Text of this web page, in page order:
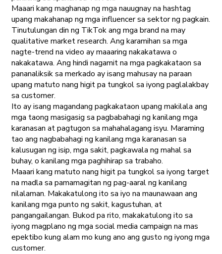
Maaari kang maghanap ng mga nauugnay na hashtag
upang makahanap ng mga influencer sa sektor ng pagkain.
Tinutulungan din ng TikTok ang mga brand na may
qualitative market research. Ang karamihan sa mga
nagte-trend na video ay maaaring nakakatawa o
nakakatawa. Ang hindi nagamit na mga pagkakataon sa
pananaliksik sa merkado ay isang mahusay na paraan
upang matuto nang higit pa tungkol sa iyong paglalakbay
sa customer.
Ito ay isang magandang pagkakataon upang makilala ang
mga taong masigasig sa pagbabahagi ng kanilang mga
karanasan at pagtugon sa mahahalagang isyu. Maraming
tao ang nagbabahagi ng kanilang mga karanasan sa
kalusugan ng isip, mga sakit, pagkawala ng mahal sa
buhay, o kanilang mga paghihirap sa trabaho.
Maaari kang matuto nang higit pa tungkol sa iyong target
na madla sa pamamagitan ng pag-aaral ng kanilang
nilalaman. Makakatulong ito sa iyo na maunawaan ang
kanilang mga punto ng sakit, kagustuhan, at
pangangailangan. Bukod pa rito, makakatulong ito sa
iyong magplano ng mga social media campaign na mas
epektibo kung alam mo kung ano ang gusto ng iyong mga
customer.